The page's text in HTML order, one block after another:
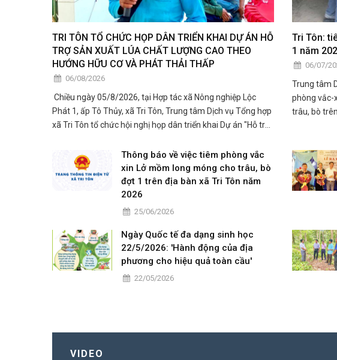
TRI TÔN TỔ CHỨC HỌP DÂN TRIỂN KHAI DỰ ÁN HỖ
TRỢ SẢN XUẤT LÚA CHẤT LƯỢNG CAO THEO
HƯỚNG HỮU CƠ VÀ PHÁT THẢI THẤP
06/08/2026
​ Chiều ngày 05/8/2026, tại Hợp tác xã Nông nghiệp Lộc
Phát 1, ấp Tô Thủy, xã Tri Tôn, Trung tâm Dịch vụ Tổng hợp
xã Tri Tôn tổ chức hội nghị họp dân triển khai Dự án "Hỗ trợ
thải thấp phục vụ Đề án phát triển bền vữ
Tri Tôn:
1 năm
06/07/
Trung tâm
phòng vắc-
trâu, bò
Thông báo về việc tiêm phòng vắc
xin Lở mồm long móng cho trâu, bò
đợt 1 trên địa bàn xã Tri Tôn năm
2026
25/06/2026
Ngày Quốc tế đa dạng sinh học
22/5/2026: 'Hành động của địa
phương cho hiệu quả toàn cầu'
22/05/2026
VIDEO